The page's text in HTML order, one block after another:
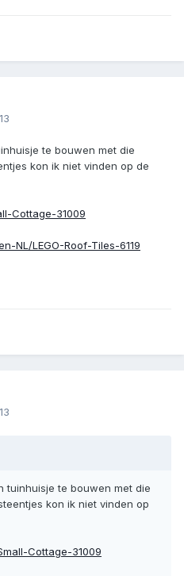
te bouwen met die
kon ik niet vinden op de
Cottage-31009
NL/LEGO-Roof-Tiles-6119
tuinhuisje te bouwen met die
kon ik niet vinden op
Cottage-31009